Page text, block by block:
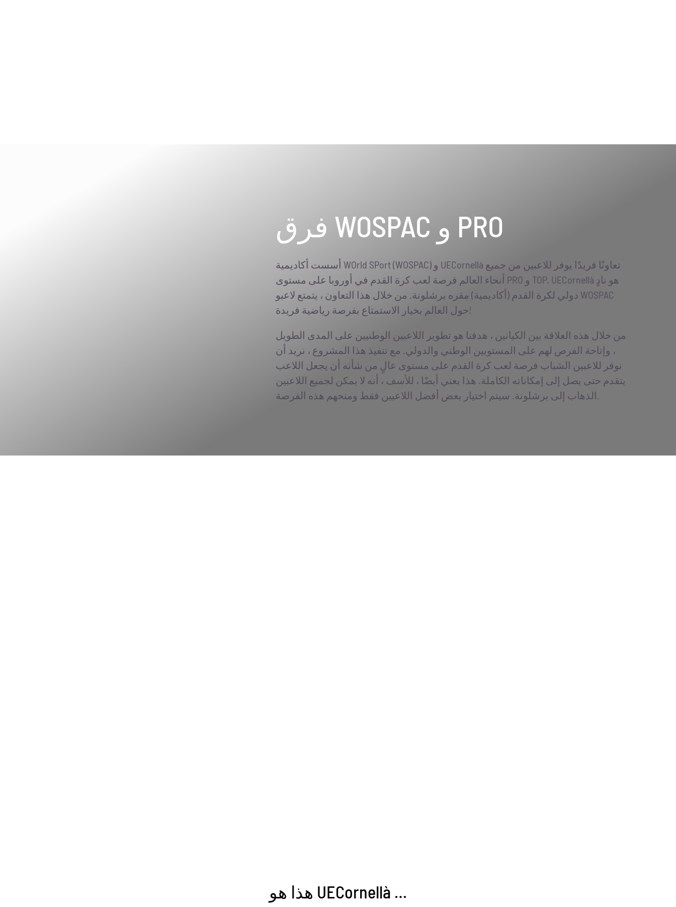
فرق WOSPAC و PRO
أسست أكاديمية WOrld SPort (WOSPAC) و UECornellà تعاونًا فريدًا يوفر للاعبين من جميع
أنحاء العالم فرصة لعب كرة القدم في أوروبا على مستوى PRO و TOP. UECornellà هو نادٍ
دولي لكرة القدم (أكاديمية) مقره برشلونة. من خلال هذا التعاون ، يتمتع لاعبو WOSPAC
حول العالم بخيار الاستمتاع بفرصة رياضية فريدة!
من خلال هذه العلاقة بين الكيانين ، هدفنا هو تطوير اللاعبين الوطنيين على المدى الطويل
، وإتاحة الفرص لهم على المستويين الوطني والدولي. مع تنفيذ هذا المشروع ، نريد أن
نوفر للاعبين الشباب فرصة لعب كرة القدم على مستوى عالٍ من شأنه أن يجعل اللاعب
يتقدم حتى يصل إلى إمكاناته الكاملة. هذا يعني أيضًا ، للأسف ، أنه لا يمكن لجميع اللاعبين
الذهاب إلى برشلونة. سيتم اختيار بعض أفضل اللاعبين فقط ومنحهم هذه الفرصة.
هذا هو UECornellà …